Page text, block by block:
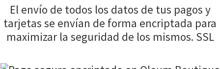
El envío de todos los datos de tus pagos y
tarjetas se envían de forma encriptada para
maximizar la seguridad de los mismos. SSL